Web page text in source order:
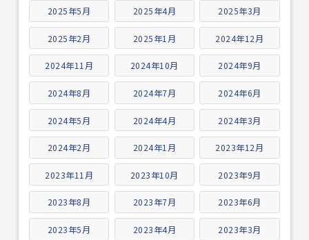
2025年5月 2025年4月 2025年3月
2025年2月 2025年1月 2024年12月
2024年11月 2024年10月 2024年9月
2024年8月 2024年7月 2024年6月
2024年5月 2024年4月 2024年3月
2024年2月 2024年1月 2023年12月
2023年11月 2023年10月 2023年9月
2023年8月 2023年7月 2023年6月
2023年5月 2023年4月 2023年3月